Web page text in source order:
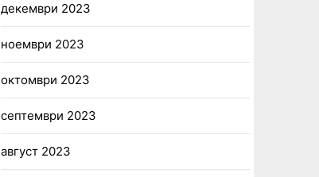
декември 2023
ноември 2023
октомври 2023
септември 2023
август 2023